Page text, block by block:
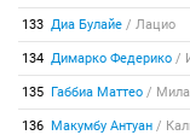
133 Диа Булайе / Лацио
134 Димарко Федерико /
135 Габбиа Маттео /
136 Макумбу Антуан /